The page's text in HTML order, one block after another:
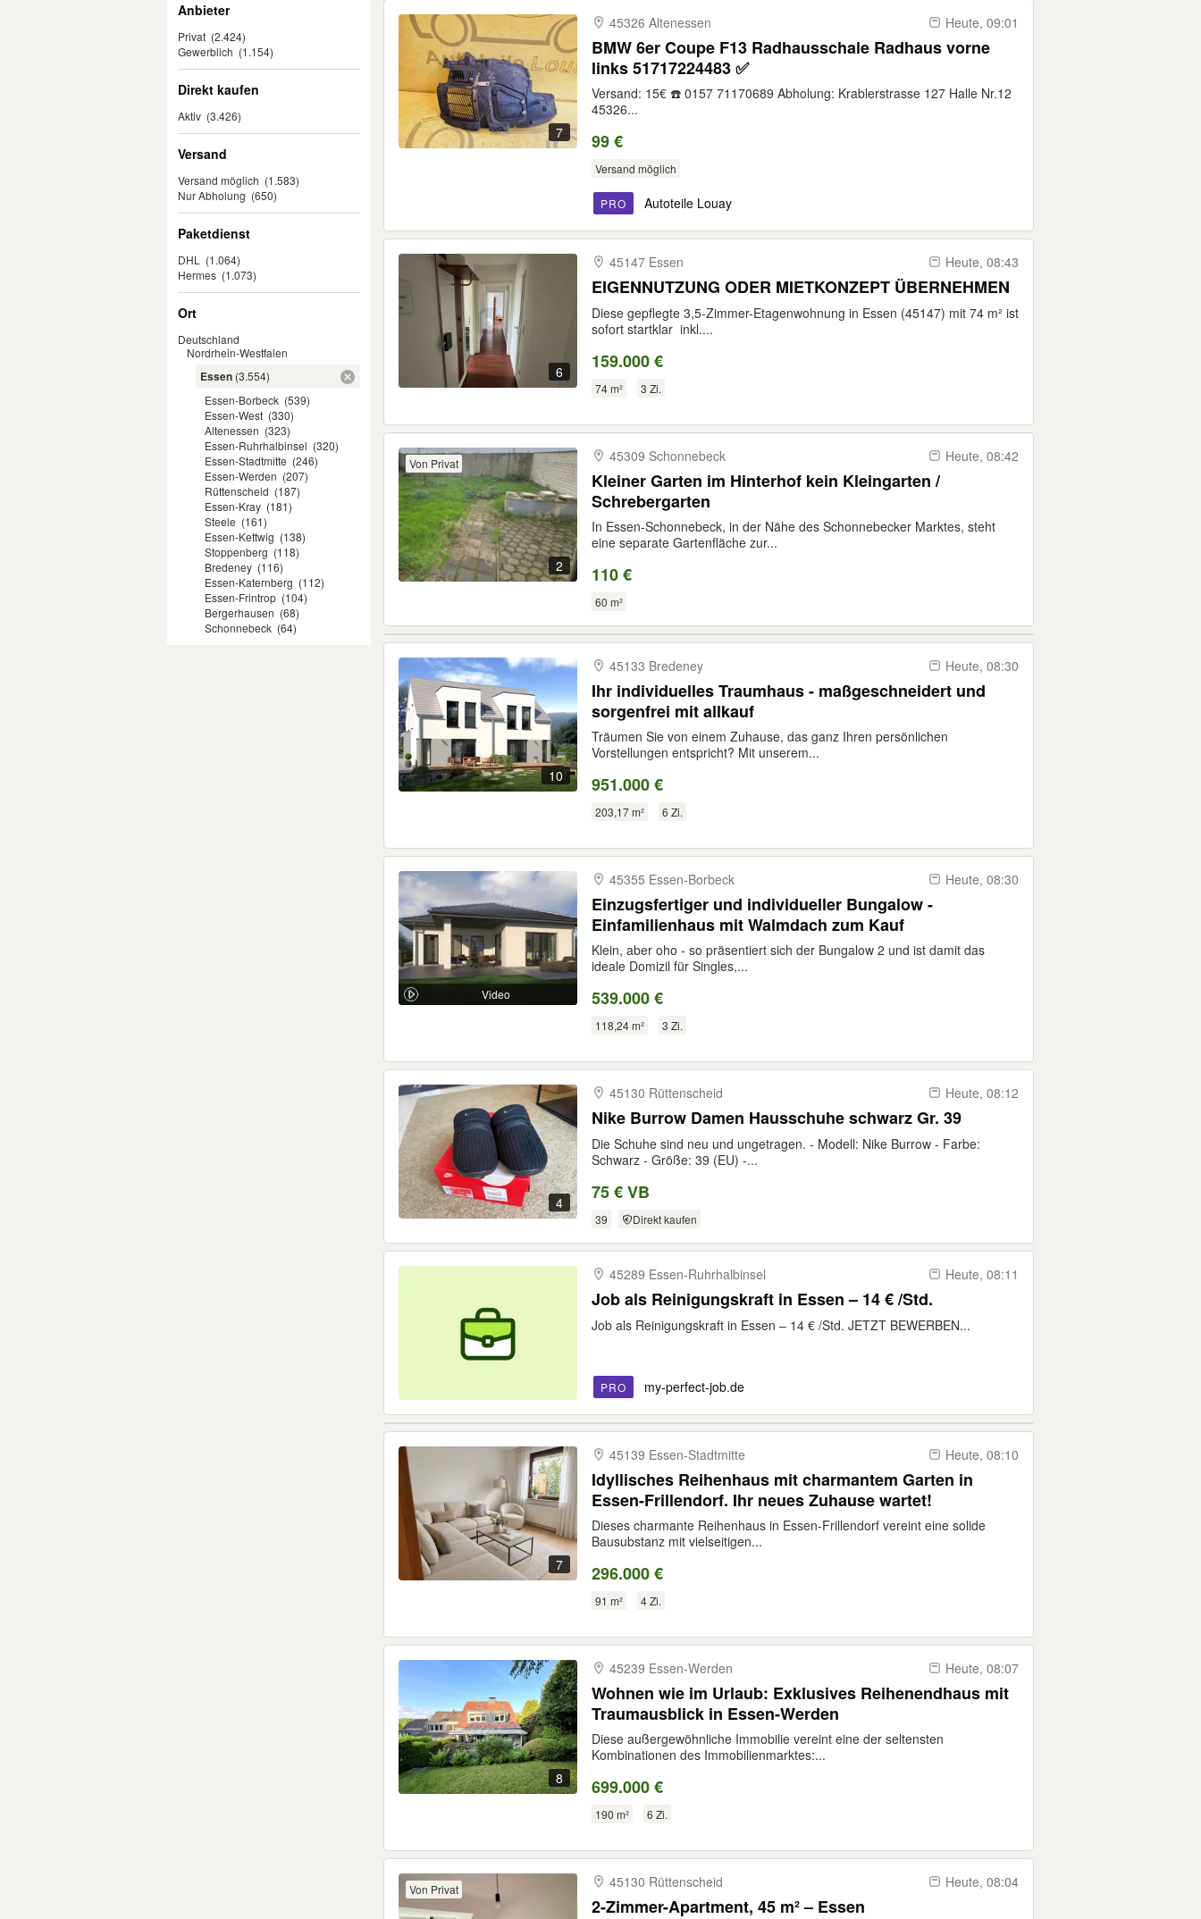
Anbieter
Privat (2.424)
Gewerblich (1.154)
Direkt kaufen
Aktiv (3.426)
Versand
Versand möglich (1.583)
Nur Abholung (650)
Paketdienst
DHL
(1.064)
Hermes (1.073)
Ort
Deutschland
Nordrhein-Westfalen
Essen (3.554)
Essen-Borbeck (539)
Essen-West (330)
Altenessen (323)
Essen-Ruhrhalbinsel (320)
Essen-Stadtmitte (246)
Essen-Werden (207)
Rüttenscheid (187)
Essen-Kray (181)
Steele (161)
Essen-Kettwig (138)
Stoppenberg (118)
Bredeney (116)
Essen-Katernberg (112)
Essen-Frintrop (104)
Bergerhausen (68)
Schonnebeck (64)
7
45326 Altenessen Heute, 09:01
BMW 6er Coupe F13 Radhausschale Radhaus vorne
links 51717224483 ✅
Versand: 15€ ☎️ 0157 71170689 Abholung: Krablerstrasse 127 Halle Nr.12
45326...
99 €
Versand möglich
PRO Autoteile Louay
6
45147 Essen Heute, 08:43
EIGENNUTZUNG ODER MIETKONZEPT ÜBERNEHMEN
Diese gepflegte 3,5-Zimmer-Etagenwohnung in Essen (45147) mit 74 m² ist
sofort startklar  inkl....
159.000 €
74 m² 3 Zi.
2
Von Privat 45309 Schonnebeck Heute, 08:42
Kleiner Garten im Hinterhof kein Kleingarten /
Schrebergarten
In Essen-Schonnebeck, in der Nähe des Schonnebecker Marktes, steht
eine separate Gartenfläche zur...
110 €
60 m²
10
45133 Bredeney Heute, 08:30
Ihr individuelles Traumhaus - maßgeschneidert und
sorgenfrei mit allkauf
Träumen Sie von einem Zuhause, das ganz Ihren persönlichen
Vorstellungen entspricht? Mit unserem...
951.000 €
203,17 m² 6 Zi.
Video
45355 Essen-​Borbeck Heute, 08:30
Einzugsfertiger und individueller Bungalow -
Einfamilienhaus mit Walmdach zum Kauf
Klein, aber oho - so präsentiert sich der Bungalow 2 und ist damit das
ideale Domizil für Singles,...
539.000 €
118,24 m² 3 Zi.
4
45130 Rüttenscheid Heute, 08:12
Nike Burrow Damen Hausschuhe schwarz Gr. 39
Die Schuhe sind neu und ungetragen. - Modell: Nike Burrow - Farbe:
Schwarz - Größe: 39 (EU) -...
75 € VB
39 Direkt kaufen
45289 Essen-​Ruhrhalbinsel Heute, 08:11
Job als Reinigungskraft in Essen – 14 € /Std.
Job als Reinigungskraft in Essen – 14 € /Std. JETZT BEWERBEN...
PRO my-perfect-job.de
7
45139 Essen-​Stadtmitte Heute, 08:10
Idyllisches Reihenhaus mit charmantem Garten in
Essen-Frillendorf. Ihr neues Zuhause wartet!
Dieses charmante Reihenhaus in Essen-Frillendorf vereint eine solide
Bausubstanz mit vielseitigen...
296.000 €
91 m² 4 Zi.
8
45239 Essen-​Werden Heute, 08:07
Wohnen wie im Urlaub: Exklusives Reihenendhaus mit
Traumausblick in Essen-Werden
Diese außergewöhnliche Immobilie vereint eine der seltensten
Kombinationen des Immobilienmarktes:...
699.000 €
190 m² 6 Zi.
Von Privat 45130 Rüttenscheid Heute, 08:04
2-Zimmer-Apartment, 45 m² – Essen